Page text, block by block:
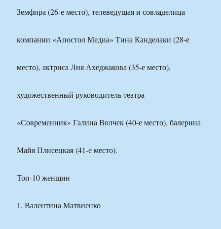
Земфира (26-е место), телеведущая и совладелица
компании «Апостол Медиа» Тина Канделаки (28-е
место), актриса Лия Ахеджакова (35-е место),
художественный руководитель театра
«Современник» Галина Волчек (40-е место), балерина
Майя Плисецкая (41-е место).
Топ-10 женщин
1. Валентина Матвиенко